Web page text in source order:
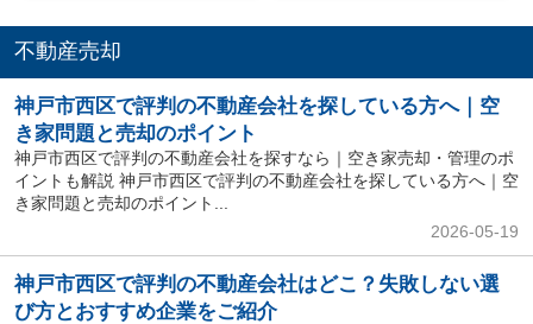
不動産売却
神戸市西区で評判の不動産会社を探している方へ｜空
き家問題と売却のポイント
神戸市西区で評判の不動産会社を探すなら｜空き家売却・管理のポ
イントも解説 神戸市西区で評判の不動産会社を探している方へ｜空
き家問題と売却のポイント...
2026-05-19
神戸市西区で評判の不動産会社はどこ？失敗しない選
び方とおすすめ企業をご紹介